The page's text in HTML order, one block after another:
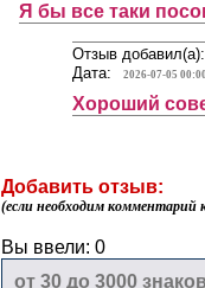
Я бы все таки
Отзыв добавил(а):
Дата:
2026-07-05
Хороший
Добавить отзыв:
(если необходим комментарий
Вы ввели: 0